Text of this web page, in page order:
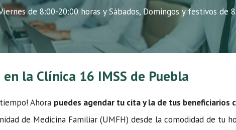
de 8:00-20:00 horas y Sábados, Domingos y festivos de
la Clínica 16 IMSS de Puebla
Ahora puedes agendar tu cita y la de tus beneficiarios
de Medicina Familiar (UMFH) desde la comodidad de tu